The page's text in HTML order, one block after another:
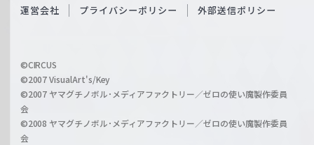
c
a
r
z
O
i
l
運営会社 プライバシーポリシー 外部送信ポリシー
©CIRCUS
©2007 VisualArt's/Key
©2007 ヤマグチノボル･メディアファクトリー／ゼロの使い魔製作委員
会
©2008 ヤマグチノボル･メディアファクトリー／ゼロの使い魔製作委員
会